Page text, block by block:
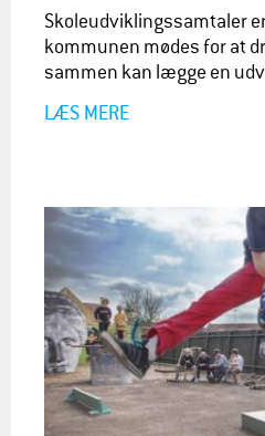
Skoleudviklingssamtaler
kommunen mødes for at
sammen kan lægge en
LÆS MERE